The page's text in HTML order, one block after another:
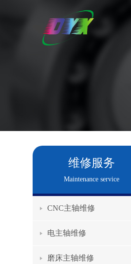
维修服务
Maintenance service
CNC主轴维修
电主轴维修
磨床主轴维修